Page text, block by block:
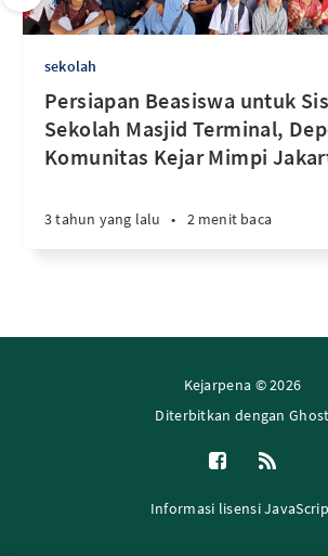
sekolah
Persiapan Beasiswa untuk
Sekolah Masjid Terminal,
Komunitas Kejar Mimpi
3 tahun yang lalu • 2 menit baca
Kejarpena © 2026
Diterbitkan denganGhost
Informasi lisensi